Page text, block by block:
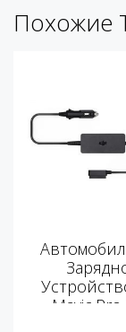
Похожие
Mavic Pro